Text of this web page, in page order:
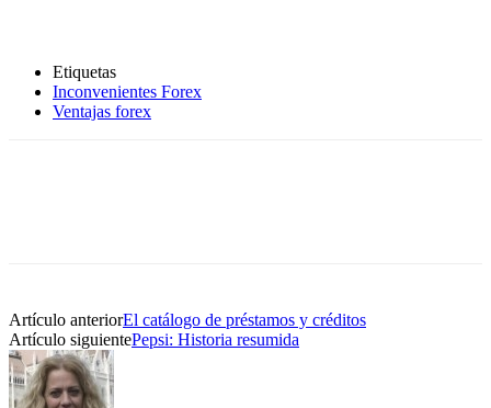
Etiquetas
Inconvenientes Forex
Ventajas forex
Artículo anteriorEl catálogo de préstamos y créditos
Artículo siguientePepsi: Historia resumida